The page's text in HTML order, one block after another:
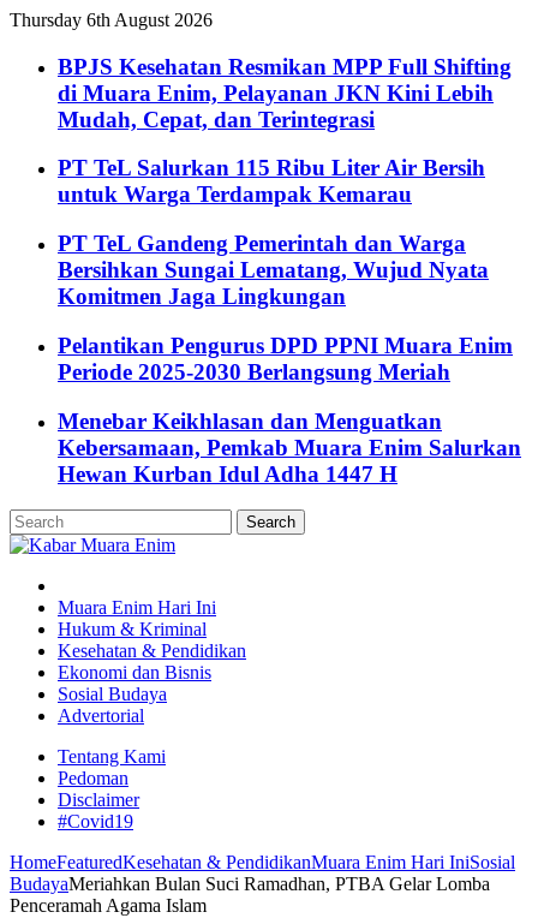
Thursday 6th August 2026
BPJS Kesehatan Resmikan MPP Full Shifting
di Muara Enim, Pelayanan JKN Kini Lebih
Mudah, Cepat, dan Terintegrasi
PT TeL Salurkan 115 Ribu Liter Air Bersih
untuk Warga Terdampak Kemarau
PT TeL Gandeng Pemerintah dan Warga
Bersihkan Sungai Lematang, Wujud Nyata
Komitmen Jaga Lingkungan
Pelantikan Pengurus DPD PPNI Muara Enim
Periode 2025-2030 Berlangsung Meriah
Menebar Keikhlasan dan Menguatkan
Kebersamaan, Pemkab Muara Enim Salurkan
Hewan Kurban Idul Adha 1447 H
Muara Enim Hari Ini
Hukum & Kriminal
Kesehatan & Pendidikan
Ekonomi dan Bisnis
Sosial Budaya
Advertorial
Tentang Kami
Pedoman
Disclaimer
#Covid19
HomeFeaturedKesehatan & PendidikanMuara Enim Hari IniSosial
BudayaMeriahkan Bulan Suci Ramadhan, PTBA Gelar Lomba
Penceramah Agama Islam